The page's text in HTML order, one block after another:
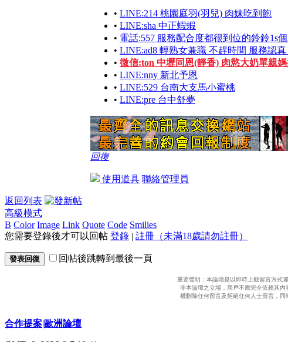
• LINE:214 桃園庭羽(羽兒) 肉妹吃到飽
• LINE:sha 中正蝦蝦
• 電話:557 服務配合度都很到位的鈴鈴1s
• LINE:ad8 輕熟女兼職 不趕時間 服務認
• 微信:ton 中壢同恩(靜香) 肉慾大奶單親
• LINE:nny 新北予恩
• LINE:529 台南大支馬小蜜桃
• LINE:pre 台中舒夢
回復
使用道具 聯絡管理員
返回列表
高級模式
B Color Image Link Quote Code Smilies
您需要登錄後才可以回帖 登錄 | 註冊（未滿18歲請勿註冊）
發表回復 回帖後跳轉到最後一頁
重要聲明：本論壇是以即時上載留言方式
非本論壇之立場，用戶不應完全依賴其
權刪除任何留言及拒絕任何人士留言，
合作提案|歐洲論壇